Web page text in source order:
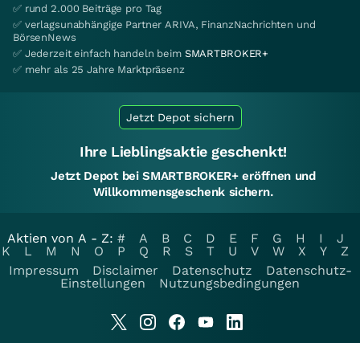
✅ rund 2.000 Beiträge pro Tag
✅ verlagsunabhängige Partner ARIVA, FinanzNachrichten und
BörsenNews
✅ Jederzeit einfach handeln beim SMARTBROKER+
✅ mehr als 25 Jahre Marktpräsenz
Jetzt Depot sichern
Ihre Lieblingsaktie geschenkt!
Jetzt Depot bei SMARTBROKER+ eröffnen und
Willkommensgeschenk sichern.
Aktien von A - Z: # A B C D E F G H I
J
K
L M N O P Q R S T U V W X Y
Z
Impressum
Disclaimer Datenschutz
Datenschutz-
Einstellungen
Nutzungsbedingungen